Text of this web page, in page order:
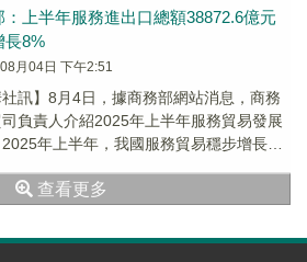
：上半年服務進出口總額38872.6億元
長8%
月04日 下午2:51
社訊】8月4日，據商務部網站消息，商務
負責人介紹2025年上半年服務貿易發展
年上半年，我國服務貿易穩步增長，
查看更多